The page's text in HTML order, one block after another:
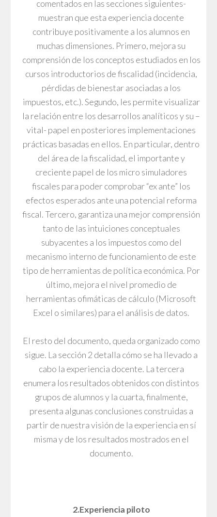
comentados en las secciones siguientes-
muestran que esta experiencia docente
contribuye positivamente a los alumnos en
muchas dimensiones. Primero, mejora su
comprensión de los conceptos estudiados en los
cursos introductorios de fiscalidad (incidencia,
pérdidas de bienestar asociadas a los
impuestos, etc.). Segundo, les permite visualizar
la relación entre los desarrollos analíticos y su –
vital- papel en posteriores implementaciones
prácticas basadas en ellos. En particular, dentro
del área de la fiscalidad, el importante y
creciente papel de los micro simuladores
fiscales para poder comprobar “ex ante” los
efectos esperados ante una potencial reforma
fiscal. Tercero, garantiza una mejor comprensión
tanto de las intuiciones conceptuales
subyacentes a los impuestos como del
mecanismo interno de funcionamiento de este
tipo de herramientas de política económica. Por
último, mejora el nivel promedio de
herramientas ofimáticas de cálculo (Microsoft
Excel o similares) para el análisis de datos.
El resto del documento, queda organizado como
sigue. La sección 2 detalla cómo se ha llevado a
cabo la experiencia docente. La tercera
enumera los resultados obtenidos con distintos
grupos de alumnos y la cuarta, finalmente,
presenta algunas conclusiones construidas a
partir de nuestra visión de la experiencia en sí
misma y de los resultados mostrados en el
documento.
2.Experiencia piloto